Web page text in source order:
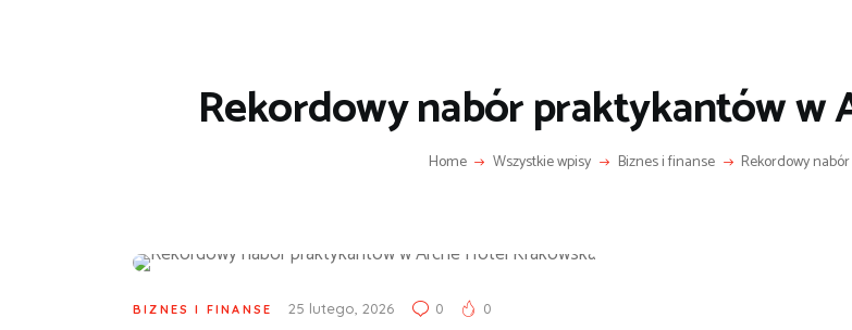
Rekordowy nabór praktykantów w
Home Wszystkie wpisy Biznes i finanse Rekordowy
BIZNES I FINANSE 25 lutego, 2026 0 0